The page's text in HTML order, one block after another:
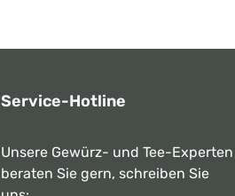
Service-Hotline
Unsere Gewürz- und Tee-Experten
beraten Sie gern, schreiben Sie